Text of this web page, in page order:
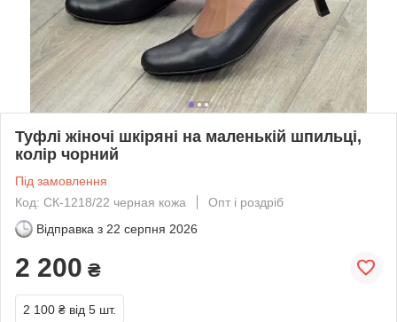
Туфлі жіночі шкіряні на маленькій шпильці,
колір чорний
Під замовлення
Код: СК-1218/22 черная кожа
Опт і роздріб
Відправка з 22 серпня 2026
2 200 ₴
2 100 ₴ від 5 шт.